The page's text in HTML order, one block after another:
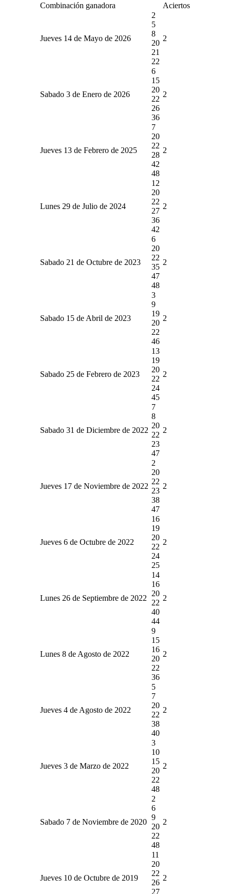
Combinación ganadora Aciertos
Jueves 14 de Mayo de 2026
2
5
8
20
21
22
2
Sabado 3 de Enero de 2026
6
15
20
22
26
36
2
Jueves 13 de Febrero de 2025
7
20
22
28
42
48
2
Lunes 29 de Julio de 2024
12
20
22
27
36
42
2
Sabado 21 de Octubre de 2023
6
20
22
35
47
48
2
Sabado 15 de Abril de 2023
3
9
19
20
22
46
2
Sabado 25 de Febrero de 2023
13
19
20
22
24
45
2
Sabado 31 de Diciembre de 2022
7
8
20
22
23
47
2
Jueves 17 de Noviembre de 2022
2
20
22
23
38
47
2
Jueves 6 de Octubre de 2022
16
19
20
22
24
25
2
Lunes 26 de Septiembre de 2022
14
16
20
22
40
44
2
Lunes 8 de Agosto de 2022
9
15
16
20
22
36
2
Jueves 4 de Agosto de 2022
5
7
20
22
38
40
2
Jueves 3 de Marzo de 2022
3
10
15
20
22
48
2
Sabado 7 de Noviembre de 2020
2
6
9
20
22
48
2
Jueves 10 de Octubre de 2019
11
20
22
26
27
2